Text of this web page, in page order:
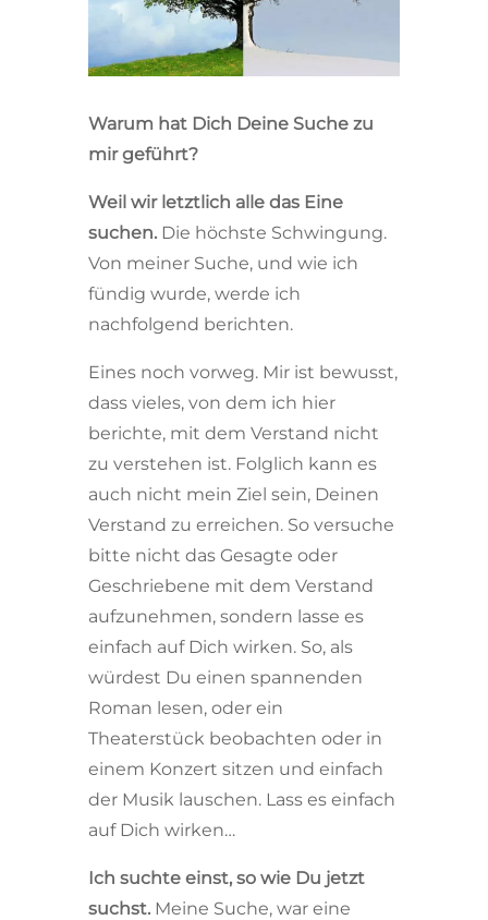
Warum hat Dich Deine Suche zu
mir geführt?
Weil wir letztlich alle das Eine
suchen.Die höchste Schwingung.
Von meiner Suche, und wie ich
fündig wurde, werde ich
nachfolgend berichten.
Eines noch vorweg. Mir ist bewusst,
dass vieles, von dem ich hier
berichte, mit dem Verstand nicht
zu verstehen ist. Folglich kann es
auch nicht mein Ziel sein, Deinen
Verstand zu erreichen. So versuche
bitte nicht das Gesagte oder
Geschriebene mit dem Verstand
aufzunehmen, sondern lasse es
einfach auf Dich wirken. So, als
würdest Du einen spannenden
Roman lesen, oder ein
Theaterstück beobachten oder in
einem Konzert sitzen und einfach
der Musik lauschen. Lass es einfach
auf Dich wirken…
Ich suchte einst, so wie Du jetzt
suchst.Meine Suche, war eine